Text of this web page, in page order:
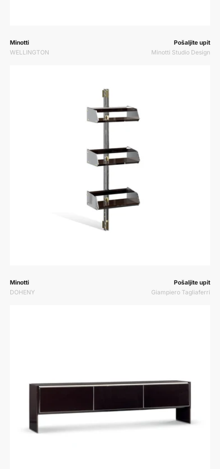
Prodavač:
Minotti
WELLINGTON
Prodavač:Pošaljite upit
Minotti Studio Design
Prodavač:
Minotti
DOHENY
Prodavač:Pošaljite upit
Giampiero Tagliaferri